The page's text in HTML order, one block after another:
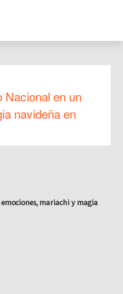
Nacional en un
navideña en
mariachi y magia